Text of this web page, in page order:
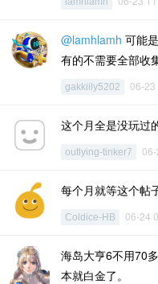
@lamhlamh 可能
有的不需要全部收集
gakkiily5202 06-23
这个月全是没玩过
outlying-tinker7
每个月就等这个帖
Coldice-HB 06-24
海岛大亨6不用70
本就白金了。